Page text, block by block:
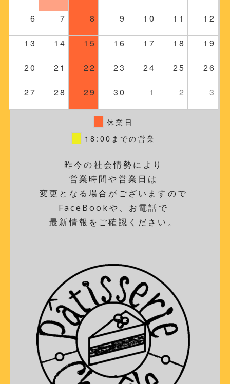
6 7 8 9 10 11 12
13 14 15 16 17 18 19
20 21 22 23 24 25 26
27 28 29 30 1 2 3
休業日
18:00までの営業
昨今の社会情勢により
営業時間や営業日は
変更となる場合がございますので
FaceBookや、お電話で
最新情報をご確認ください。